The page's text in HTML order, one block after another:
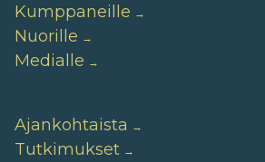
Kumppaneille
Nuorille
Medialle
Ajankohtaista
Tutkimukset